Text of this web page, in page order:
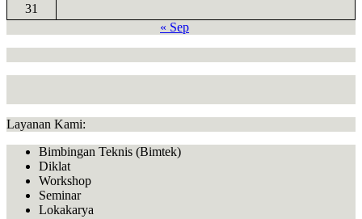
31
« Sep
Layanan Kami:
Bimbingan Teknis (Bimtek)
Diklat
Workshop
Seminar
Lokakarya